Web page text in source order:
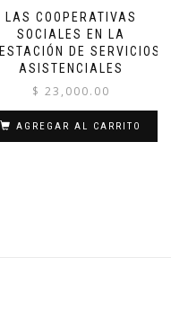
LAS COOPERATIVAS
SOCIALES EN LA
DE SERVICIOS
ASISTENCIALES
$ 23,000.00
AGREGAR AL CARRITO